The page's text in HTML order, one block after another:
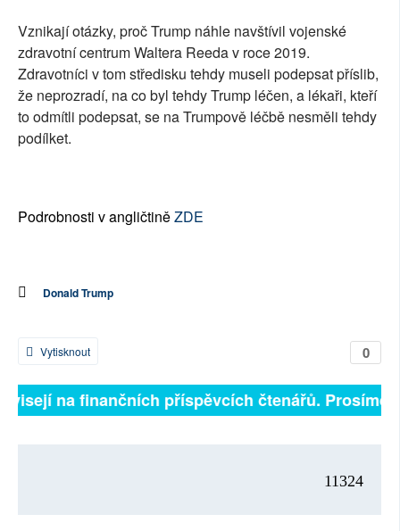
Vznikají otázky, proč Trump náhle navštívil vojenské
zdravotní centrum Waltera Reeda v roce 2019.
Zdravotníci v tom středisku tehdy museli podepsat příslib,
že neprozradí, na co byl tehdy Trump léčen, a lékaři, kteří
to odmítli podepsat, se na Trumpově léčbě nesměli tehdy
podílket.
Podrobnosti v angličtiněZDE
Donald Trump
0
Vytisknout
na finančních příspěvcích čtenářů. Prosíme,
11324